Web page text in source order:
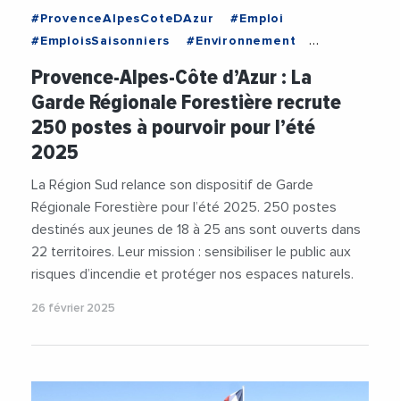
#ProvenceAlpesCoteDAzur
#Emploi
#EmploisSaisonniers
#Environnement
#RegionSudProvenceAlpesCoteDAzur
#RenaudMuselier
#Securite
#UnEmploiAuSoleil
Provence-Alpes-Côte d’Azur : La
Garde Régionale Forestière recrute
250 postes à pourvoir pour l’été
2025
La Région Sud relance son dispositif de Garde
Régionale Forestière pour l’été 2025. 250 postes
destinés aux jeunes de 18 à 25 ans sont ouverts dans
22 territoires. Leur mission : sensibiliser le public aux
risques d’incendie et protéger nos espaces naturels.
26 février 2025